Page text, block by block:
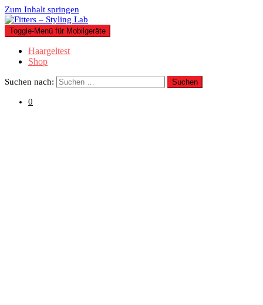
Zum Inhalt springen
Toggle-Menü für Mobilgeräte
Haargeltest
Shop
Suchen nach:
0